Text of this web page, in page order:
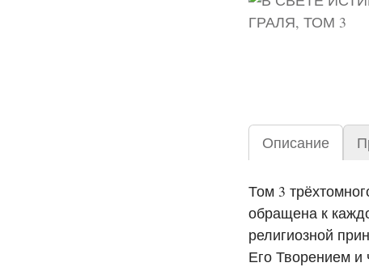
Описание
Том 3
обращена к
религиозной
Его Творением и